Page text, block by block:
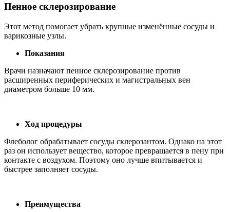
Пенное склерозирование
Этот метод помогает убрать крупные изменённые сосуды и
варикозные узлы.
Показания
Врачи назначают пенное склерозирование против
расширенных периферических и магистральных вен
диаметром больше 10 мм.
Ход процедуры
Флеболог обрабатывает сосуды склерозантом. Однако на этот
раз он использует вещество, которое превращается в пену при
контакте с воздухом. Поэтому оно лучше впитывается и
быстрее заполняет сосуды.
Преимущества